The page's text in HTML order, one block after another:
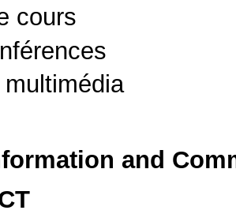
cours
and